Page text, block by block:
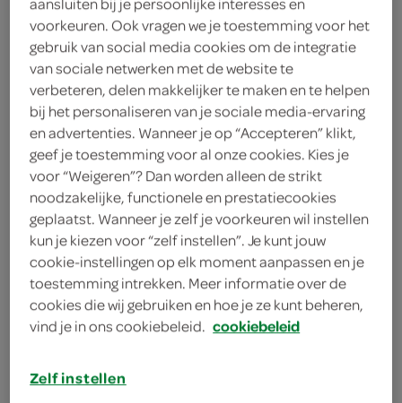
25 milliliter rode wijn
1 theelepel rozemarijn
1 theelepel worcestersaus
1 eetlepel honing
1 eetlepel mosterd
100 milliliter tomatenketchup
25 milliliter rode wijn
1 kleine ui
voorkeuren. Ook vragen we je toestemming voor het
gebruik van social media cookies om de integratie
van sociale netwerken met de website te
verbeteren, delen makkelijker te maken en te helpen
bij het personaliseren van je sociale media-ervaring
en advertenties. Wanneer je op “Accepteren” klikt,
geef je toestemming voor al onze cookies. Kies je
voor “Weigeren”? Dan worden alleen de strikt
noodzakelijke, functionele en prestatiecookies
geplaatst. Wanneer je zelf je voorkeuren wil instellen
kun je kiezen voor “zelf instellen”. Je kunt jouw
cookie-instellingen op elk moment aanpassen en je
toestemming intrekken. Meer informatie over de
cookies die wij gebruiken en hoe je ze kunt beheren,
vind je in ons cookiebeleid. cookiebeleid
Zelf instellen